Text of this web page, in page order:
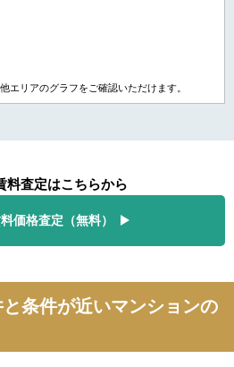
エリアのグラフをご確認いただけます。
料査定はこちらから
価格査定（無料）
条件が近いマンションの